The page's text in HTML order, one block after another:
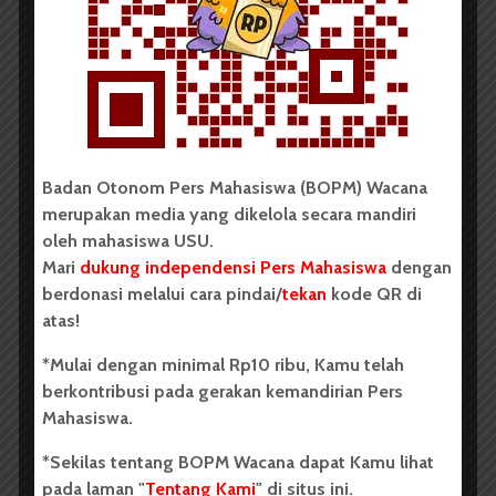
Penyiksaan di Sumut Selama
Periode Juli 2025-2026
Dark Mode | Moda Gelap
Oleh: Firda Elisa Medan, wacana.org – Komisi...
Redaksi 2 menit waktu baca
BERITA KOTA
KontraS Sumut Gelar Peringatan
Hari Anti Penyiksaan Internasional
2026
Oleh: Ruth Cinthia Sianturi Medan, wacana.org –...
Badan Otonom Pers Mahasiswa (BOPM) Wacana
merupakan media yang dikelola secara mandiri
oleh mahasiswa USU.
Mari dukung independensi Pers Mahasiswa dengan
berdonasi melalui cara pindai/tekan kode QR di
atas!
*Mulai dengan minimal Rp10 ribu, Kamu telah
berkontribusi pada gerakan kemandirian Pers
Mahasiswa.
*Sekilas tentang BOPM Wacana dapat Kamu lihat
pada laman "Tentang Kami" di situs ini.